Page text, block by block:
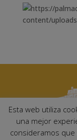
Esta web utiliza
una mejor
consideramos